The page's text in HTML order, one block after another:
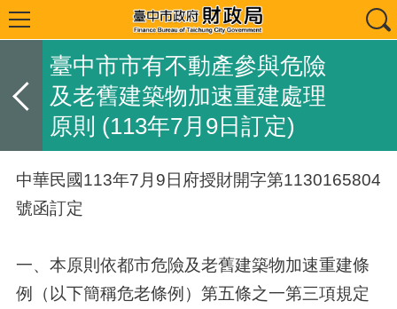
臺中市市有不動產參與危險
及老舊建築物加速重建處理
原則 (113年7月9日訂定)
中華民國113年7月9日府授財開字第1130165804
號函訂定
一、本原則依都市危險及老舊建築物加速重建條
例（以下簡稱危老條例）第五條之一第三項規定